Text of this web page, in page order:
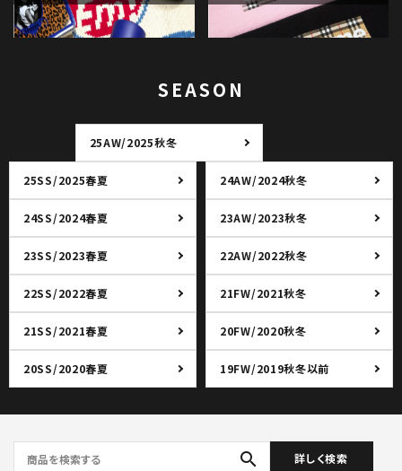
SEASON
25AW/2025秋冬
25SS/2025春夏 24AW/2024秋冬
24SS/2024春夏 23AW/2023秋冬
23SS/2023春夏 22AW/2022秋冬
22SS/2022春夏 21FW/2021秋冬
21SS/2021春夏 20FW/2020秋冬
20SS/2020春夏 19FW/2019秋冬以前
search 詳しく検索